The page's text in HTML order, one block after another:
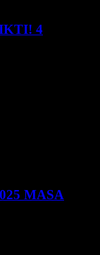
4
MASA